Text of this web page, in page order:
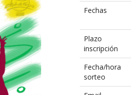
Fechas
Plazo
inscripción
Fecha/hora
sorteo